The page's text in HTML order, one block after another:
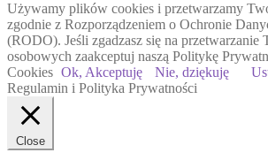
Używamy plików cookies i przetwarzamy
zgodnie z Rozporządzeniem o Ochronie
(RODO). Jeśli zgadzasz się na przetwarzanie
osobowych zaakceptuj naszą Politykę
Cookies Ok, Akceptuję Nie, dziękuję
Regulamin i Polityka Prywatności
Close